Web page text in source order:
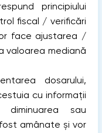
principiului
fiscal / verificări
face ajustarea /
valoarea mediană
dosarului,
cu informații
diminuarea sau
amânate și vor